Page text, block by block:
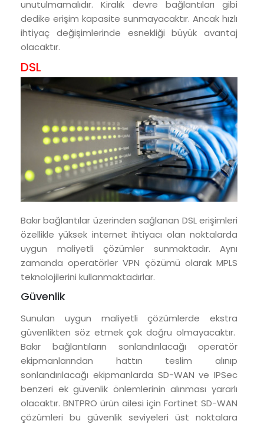
unutulmamalıdır. Kiralık devre bağlantıları gibi
dedike erişim kapasite sunmayacaktır. Ancak hızlı
ihtiyaç değişimlerinde esnekliği büyük avantaj
olacaktır.
DSL
Bakır bağlantılar üzerinden sağlanan DSL erişimleri
özellikle yüksek internet ihtiyacı olan noktalarda
uygun maliyetli çözümler sunmaktadır. Aynı
zamanda operatörler VPN çözümü olarak MPLS
teknolojilerini kullanmaktadırlar.
Güvenlik
Sunulan uygun maliyetli çözümlerde ekstra
güvenlikten söz etmek çok doğru olmayacaktır.
Bakır bağlantıların sonlandırılacağı operatör
ekipmanlarından hattın teslim alınıp
sonlandırılacağı ekipmanlarda SD-WAN ve IPSec
benzeri ek güvenlik önlemlerinin alınması yararlı
olacaktır. BNTPRO ürün ailesi için Fortinet SD-WAN
çözümleri bu güvenlik seviyeleri üst noktalara